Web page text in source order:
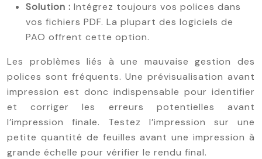
Solution : Intégrez toujours vos polices dans
vos fichiers PDF. La plupart des logiciels de
PAO offrent cette option.
Les problèmes liés à une mauvaise gestion des
polices sont fréquents. Une prévisualisation avant
impression est donc indispensable pour identifier
et corriger les erreurs potentielles avant
l’impression finale. Testez l’impression sur une
petite quantité de feuilles avant une impression à
grande échelle pour vérifier le rendu final.